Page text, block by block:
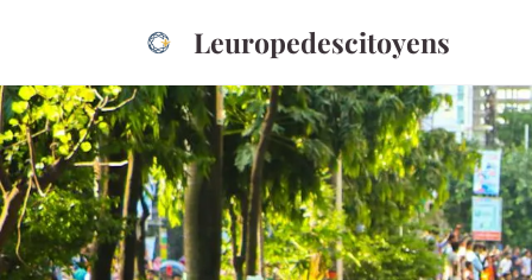
Leuropedescitoyens